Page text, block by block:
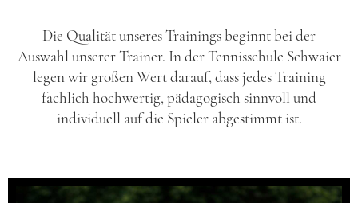
Die Qualität unseres Trainings beginnt bei der
Auswahl unserer Trainer. In der Tennisschule Schwaier
legen wir großen Wert darauf, dass jedes Training
fachlich hochwertig, pädagogisch sinnvoll und
individuell auf die Spieler abgestimmt ist.